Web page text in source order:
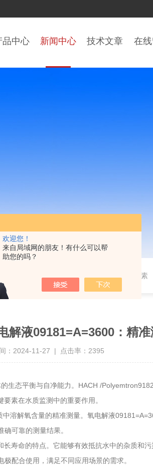
欢迎您！
来自局域网的朋友！有什么可以帮
助您的吗？
品中心 新闻中心 技术文章 在
：精准测量水质溶解氧的核心要素
液09181=A=3600：精
：2024-11-27 | 点击率：2395
态平衡与自净能力。HACH /
素在水质监测中的重要作用。
解氧含量的精准测量。氧电解液
可靠的测量结果。
命的特点。它能够有效抵抗水中的杂质和
配合使用，满足不同应用场景的需求。